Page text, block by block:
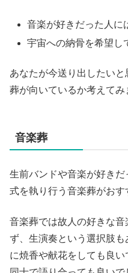
音楽が好きだった人に
宇宙への納骨を希望し
あなたが今送り出したい
葬が向いているか考えてみ
音楽葬
生前バンドや音楽が好き
式を執り行う音楽葬がおす
音楽葬では故人の好きな
ず、生演奏という選択肢
に焼香や献花をしても良